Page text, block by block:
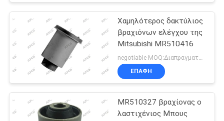
Χαμηλότερος δακτύλιος
βραχιόνων ελέγχου της
Mitsubishi MR510416
ΕΠΑΦΉ
MR510327 βραχίονας ο
λαστιχένιος Μπους